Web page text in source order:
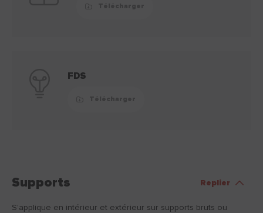
FDS
Supports Replier
S'applique en intérieur et extérieur sur supports bruts ou